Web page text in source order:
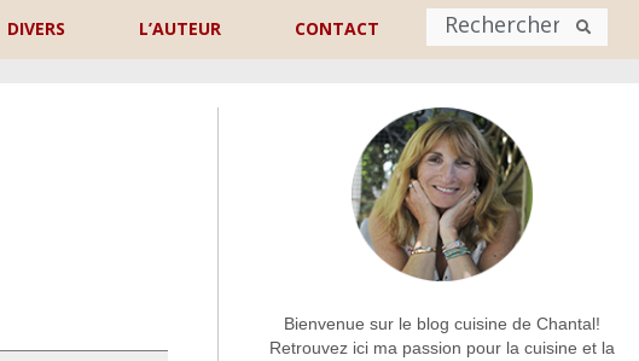
DIVERS L’AUTEUR CONTACT
Nom
Bienvenue sur le blog cuisine de Chantal!
Retrouvez ici ma passion pour la cuisine et la